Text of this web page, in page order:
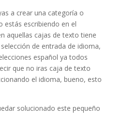
a crear una categoría o
estás escribiendo en el
aquellas cajas de texto tiene
de entrada de idioma,
español ya todos
que no iras caja de texto
el idioma, bueno, esto
solucionado este pequeño